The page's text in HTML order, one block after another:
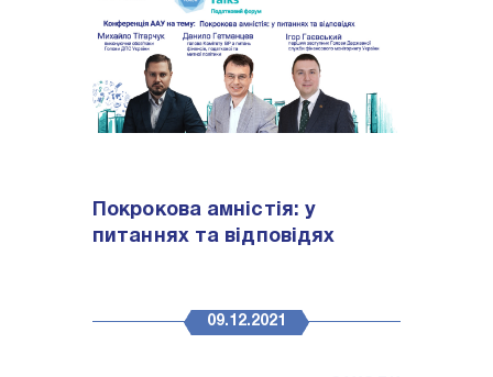
Покрокова амністія: у
питаннях та відповідях
09.12.2021